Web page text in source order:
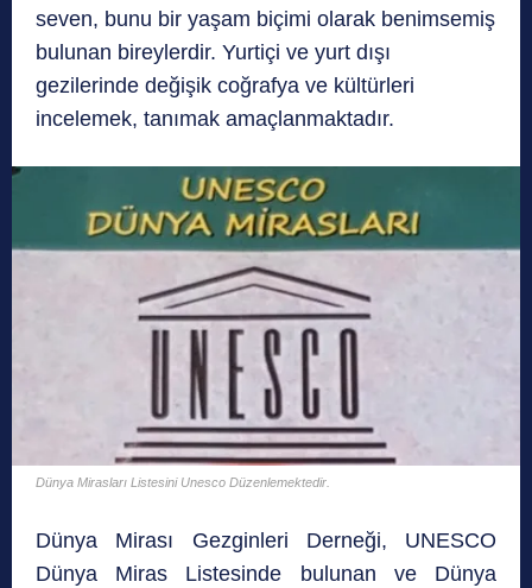
seven, bunu bir yaşam biçimi olarak benimsemiş
bulunan bireylerdir. Yurtiçi ve yurt dışı
gezilerinde değişik coğrafya ve kültürleri
incelemek, tanımak amaçlanmaktadır.
Dünya Mirasları Listesini Unesco Düzenlemektedir.
Dünya Mirası Gezginleri Derneği, UNESCO
Dünya Miras Listesinde bulunan ve Dünya